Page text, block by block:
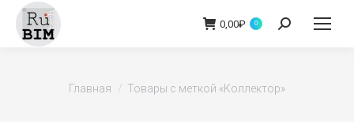
0,00₽ 0 Поиск:
Вы здесь:
Главная Товары с меткой «Коллектор»